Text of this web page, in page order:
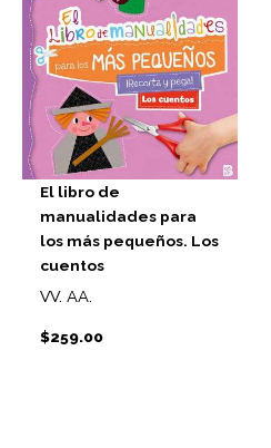
El libro de
manualidades para
los más pequeños. Los
cuentos
VV. AA.
$259.00